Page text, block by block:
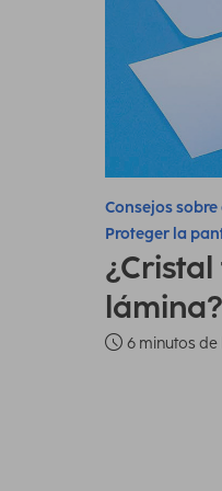
Consejos
Proteger la
lámina?
6 minutos de